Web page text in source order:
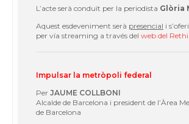
L’acte serà conduït per la periodista Glòria
Aquest esdeveniment serà presencial i
per vía streaming a través del web del
Impulsar la metròpoli federal
Per JAUME COLLBONI
Alcalde de Barcelona i president de l’Àrea
de Barcelona